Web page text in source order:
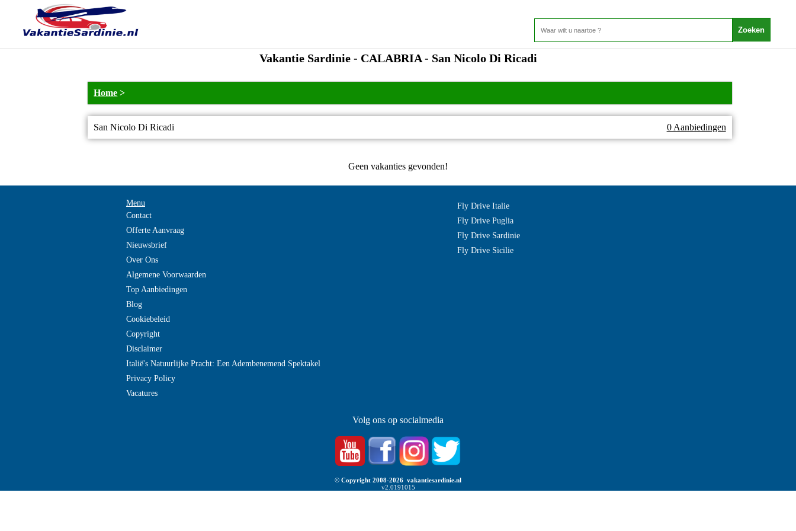
Vakantie Sardinie - CALABRIA - San Nicolo Di Ricadi
Home >
San Nicolo Di Ricadi 0 Aanbiedingen
Geen vakanties gevonden!
Menu
Contact
Offerte Aanvraag
Nieuwsbrief
Over Ons
Algemene Voorwaarden
Top Aanbiedingen
Blog
Cookiebeleid
Copyright
Disclaimer
Italië's Natuurlijke Pracht: Een Adembenemend Spektakel
Privacy Policy
Vacatures
Fly Drive Italie
Fly Drive Puglia
Fly Drive Sardinie
Fly Drive Sicilie
Volg ons op socialmedia
© Copyright 2008-2026 vakantiesardinie.nl
v2.0191015